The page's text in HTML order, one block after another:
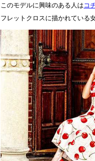
このモデルに興味のある人は コ
フレットクロスに描かれている